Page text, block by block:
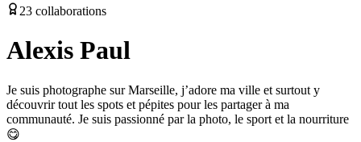
23 collaborations
Alexis Paul
Je suis photographe sur Marseille, j’adore ma ville et surtout y
découvrir tout les spots et pépites pour les partager à ma
communauté. Je suis passionné par la photo, le sport et la nourriture
😋